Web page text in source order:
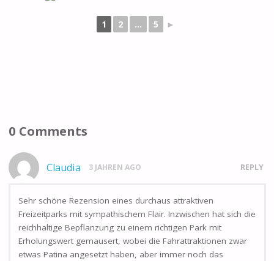
1 2 ... 5 ►
0 Comments
Claudia 3 JAHREN AGO REPLY
Sehr schöne Rezension eines durchaus attraktiven
Freizeitparks mit sympathischem Flair. Inzwischen hat sich die
reichhaltige Bepflanzung zu einem richtigen Park mit
Erholungswert gemausert, wobei die Fahrattraktionen zwar
etwas Patina angesetzt haben, aber immer noch das